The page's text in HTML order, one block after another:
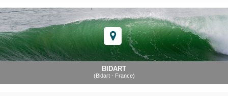
BIDART
(Bidart - France)